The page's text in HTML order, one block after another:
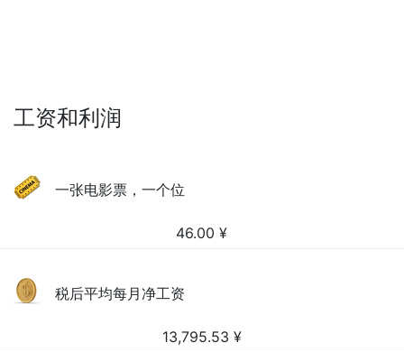
工资和利润
一张电影票，一个位
46.00 ¥
税后平均每月净工资
13,795.53 ¥